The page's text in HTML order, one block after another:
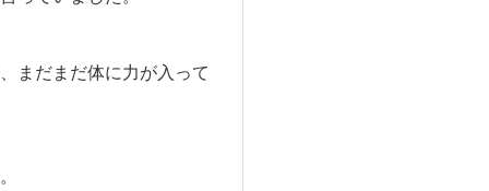
まだまだ体に力が入って